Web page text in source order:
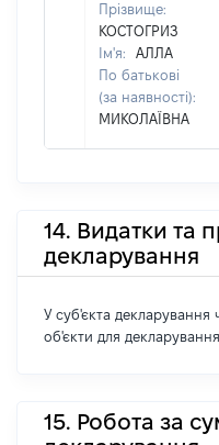
Прізвище:
КОСТОГРИЗ
Ім'я:
АЛЛА
По батькові
(за наявності):
МИКОЛАЇВНА
14. Видатки та
декларування
У суб'єкта декларування
об'єкти для
15. Робота за